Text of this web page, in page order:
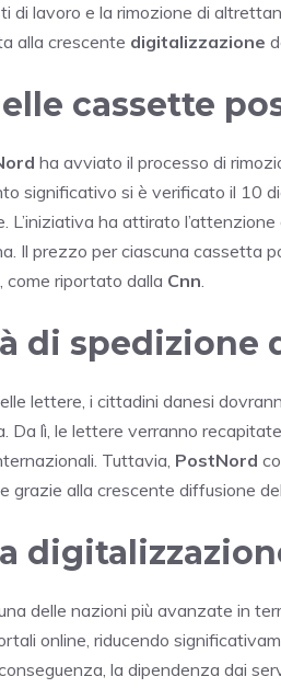
di lavoro e la rimozione di
alla crescente digitalizzazione
cassette
ha avviato il processo di
significativo si è verificato il 10
ha attirato l’attenzione
Il prezzo per ciascuna cassetta
come riportato dalla Cnn.
di spedizione
lettere, i cittadini danesi
Da lì, le lettere verranno
Tuttavia, PostNord
grazie alla crescente diffusione
delle nazioni più avanzate in
online, riducendo
la dipendenza dai